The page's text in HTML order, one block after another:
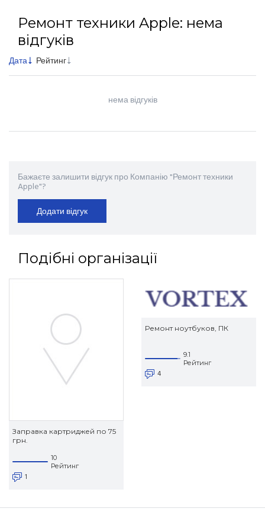
Ремонт техники Apple: нема
відгуків
Дата Рейтинг
нема відгуків
Бажаєте залишити відгук про Компанію "Ремонт техники
Apple"?
Додати відгук
Подібні організації
Заправка картриджей по 75
грн.
10
Рейтинг
1
Ремонт ноутбуков, ПК
9.1
Рейтинг
4